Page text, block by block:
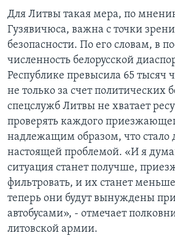
Для Литвы такая мера, по
Гузявичюса, важна с точки
безопасности. По его словам, в
численность белорусской
Республике превысила 65 тысяч
не только за счет политических
спецслужб Литвы не хватает
проверять каждого
надлежащим образом, что стало
настоящей проблемой. «И я
ситуация станет получше,
фильтровать, и их станет
теперь они будут вынуждены
автобусами», - отмечает
литовской армии.